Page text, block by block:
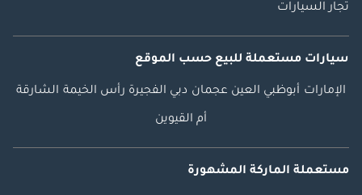
تجار السيارات
سيارات مستعملة للبيع حسب الموقع
الإمارات أبوظبي العين عجمان دبي الفجيرة رأس الخيمة الشارقة
أم القيوين
مستعملة الماركة المشهورة